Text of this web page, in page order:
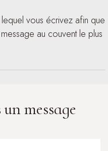
vous écrivez afin que
au couvent le plus
message